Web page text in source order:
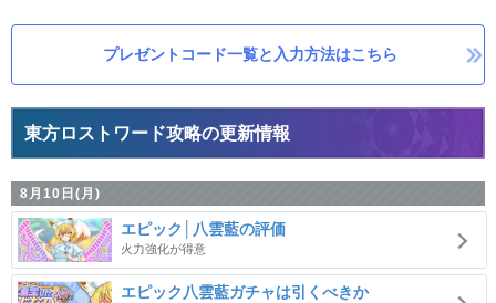
プレゼントコード一覧と入力方法はこちら
東方ロストワード攻略の更新情報
8月10日(月)
エピック│八雲藍の評価
火力強化が得意
エピック八雲藍ガチャは引くべきか